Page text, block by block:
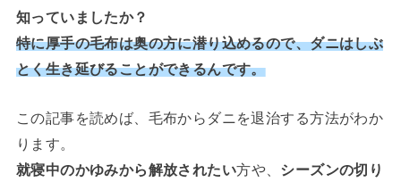
知っていましたか？
特に厚手の毛布は奥の方に潜り込めるので、ダニはしぶ
とく生き延びることができるんです。
この記事を読めば、毛布からダニを退治する方法がわか
ります。
就寝中のかゆみから解放されたい方や、 シーズンの切り